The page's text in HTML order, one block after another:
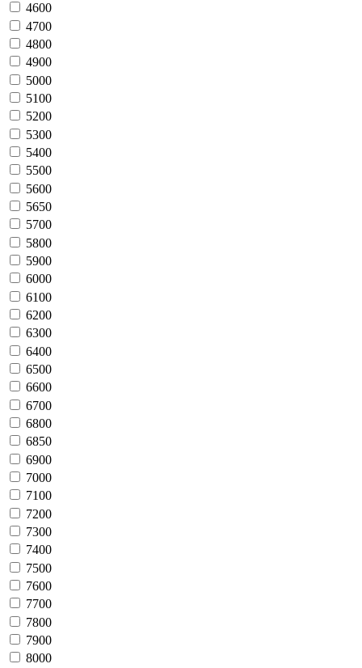
4600
4700
4800
4900
5000
5100
5200
5300
5400
5500
5600
5650
5700
5800
5900
6000
6100
6200
6300
6400
6500
6600
6700
6800
6850
6900
7000
7100
7200
7300
7400
7500
7600
7700
7800
7900
8000